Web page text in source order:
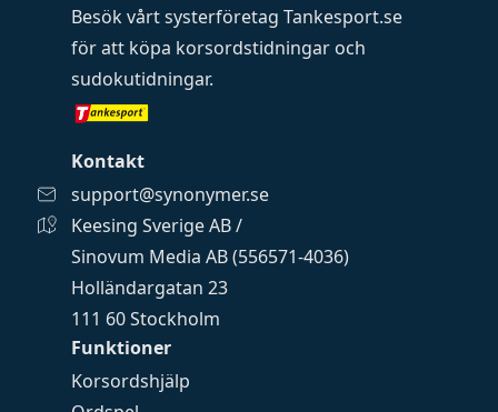
Funktioner
Korsordshjälp
Besök vårt systerföretag Tankesport.se
för att köpa korsordstidningar och
sudokutidningar.
Kontakt
support@synonymer.se
Keesing Sverige AB /
Sinovum Media AB (556571-4036)
Holländargatan 23
111 60 Stockholm